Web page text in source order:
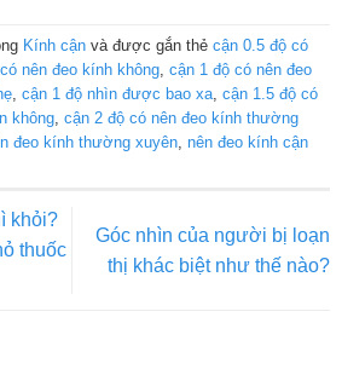
Kính cậnvà được gắn thẻ cận 0.5 độ có
nên đeo kính không, cận 1 độ có nên đeo
, cận 1 độ nhìn được bao xa, cận 1.5 độ có
không, cận 2 độ có nên đeo kính thường
đeo kính thường xuyên, nên đeo kính cận
khỏi?
thuốc
Góc nhìn của người bị loạn
thị khác biệt như thế nào?